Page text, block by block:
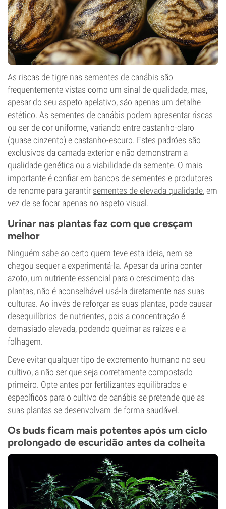
As riscas de tigre nas sementes de canábis são
frequentemente vistas como um sinal de qualidade, mas,
apesar do seu aspeto apelativo, são apenas um detalhe
estético. As sementes de canábis podem apresentar riscas
ou ser de cor uniforme, variando entre castanho-claro
(quase cinzento) e castanho-escuro. Estes padrões são
exclusivos da camada exterior e não demonstram a
qualidade genética ou a viabilidade da semente. O mais
importante é confiar em bancos de sementes e produtores
de renome para garantir sementes de elevada qualidade, em
vez de se focar apenas no aspeto visual.
Urinar nas plantas faz com que cresçam
melhor
Ninguém sabe ao certo quem teve esta ideia, nem se
chegou sequer a experimentá-la. Apesar da urina conter
azoto, um nutriente essencial para o crescimento das
plantas, não é aconselhável usá-la diretamente nas suas
culturas. Ao invés de reforçar as suas plantas, pode causar
desequilíbrios de nutrientes, pois a concentração é
demasiado elevada, podendo queimar as raízes e a
folhagem.
Deve evitar qualquer tipo de excremento humano no seu
cultivo, a não ser que seja corretamente compostado
primeiro. Opte antes por fertilizantes equilibrados e
específicos para o cultivo de canábis se pretende que as
suas plantas se desenvolvam de forma saudável.
Os buds ficam mais potentes após um ciclo
prolongado de escuridão antes da colheita